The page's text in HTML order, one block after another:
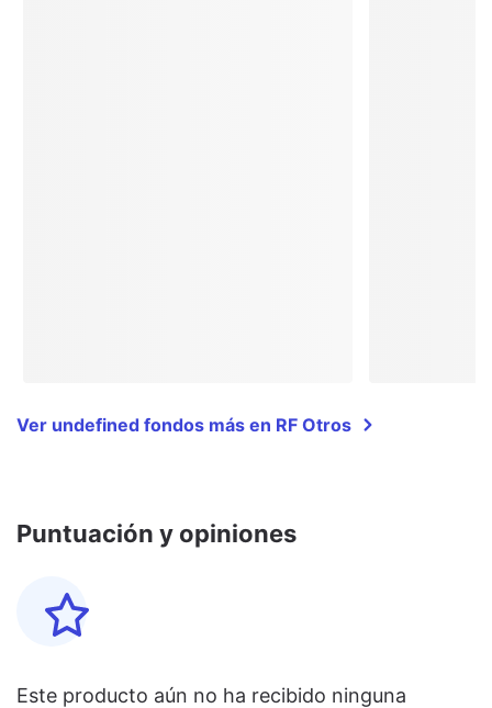
Ver undefined fondos más en RF Otros
Puntuación y opiniones
Este producto aún no ha recibido ninguna